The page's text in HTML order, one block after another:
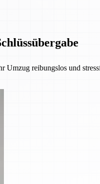
Umzug reibungslos und